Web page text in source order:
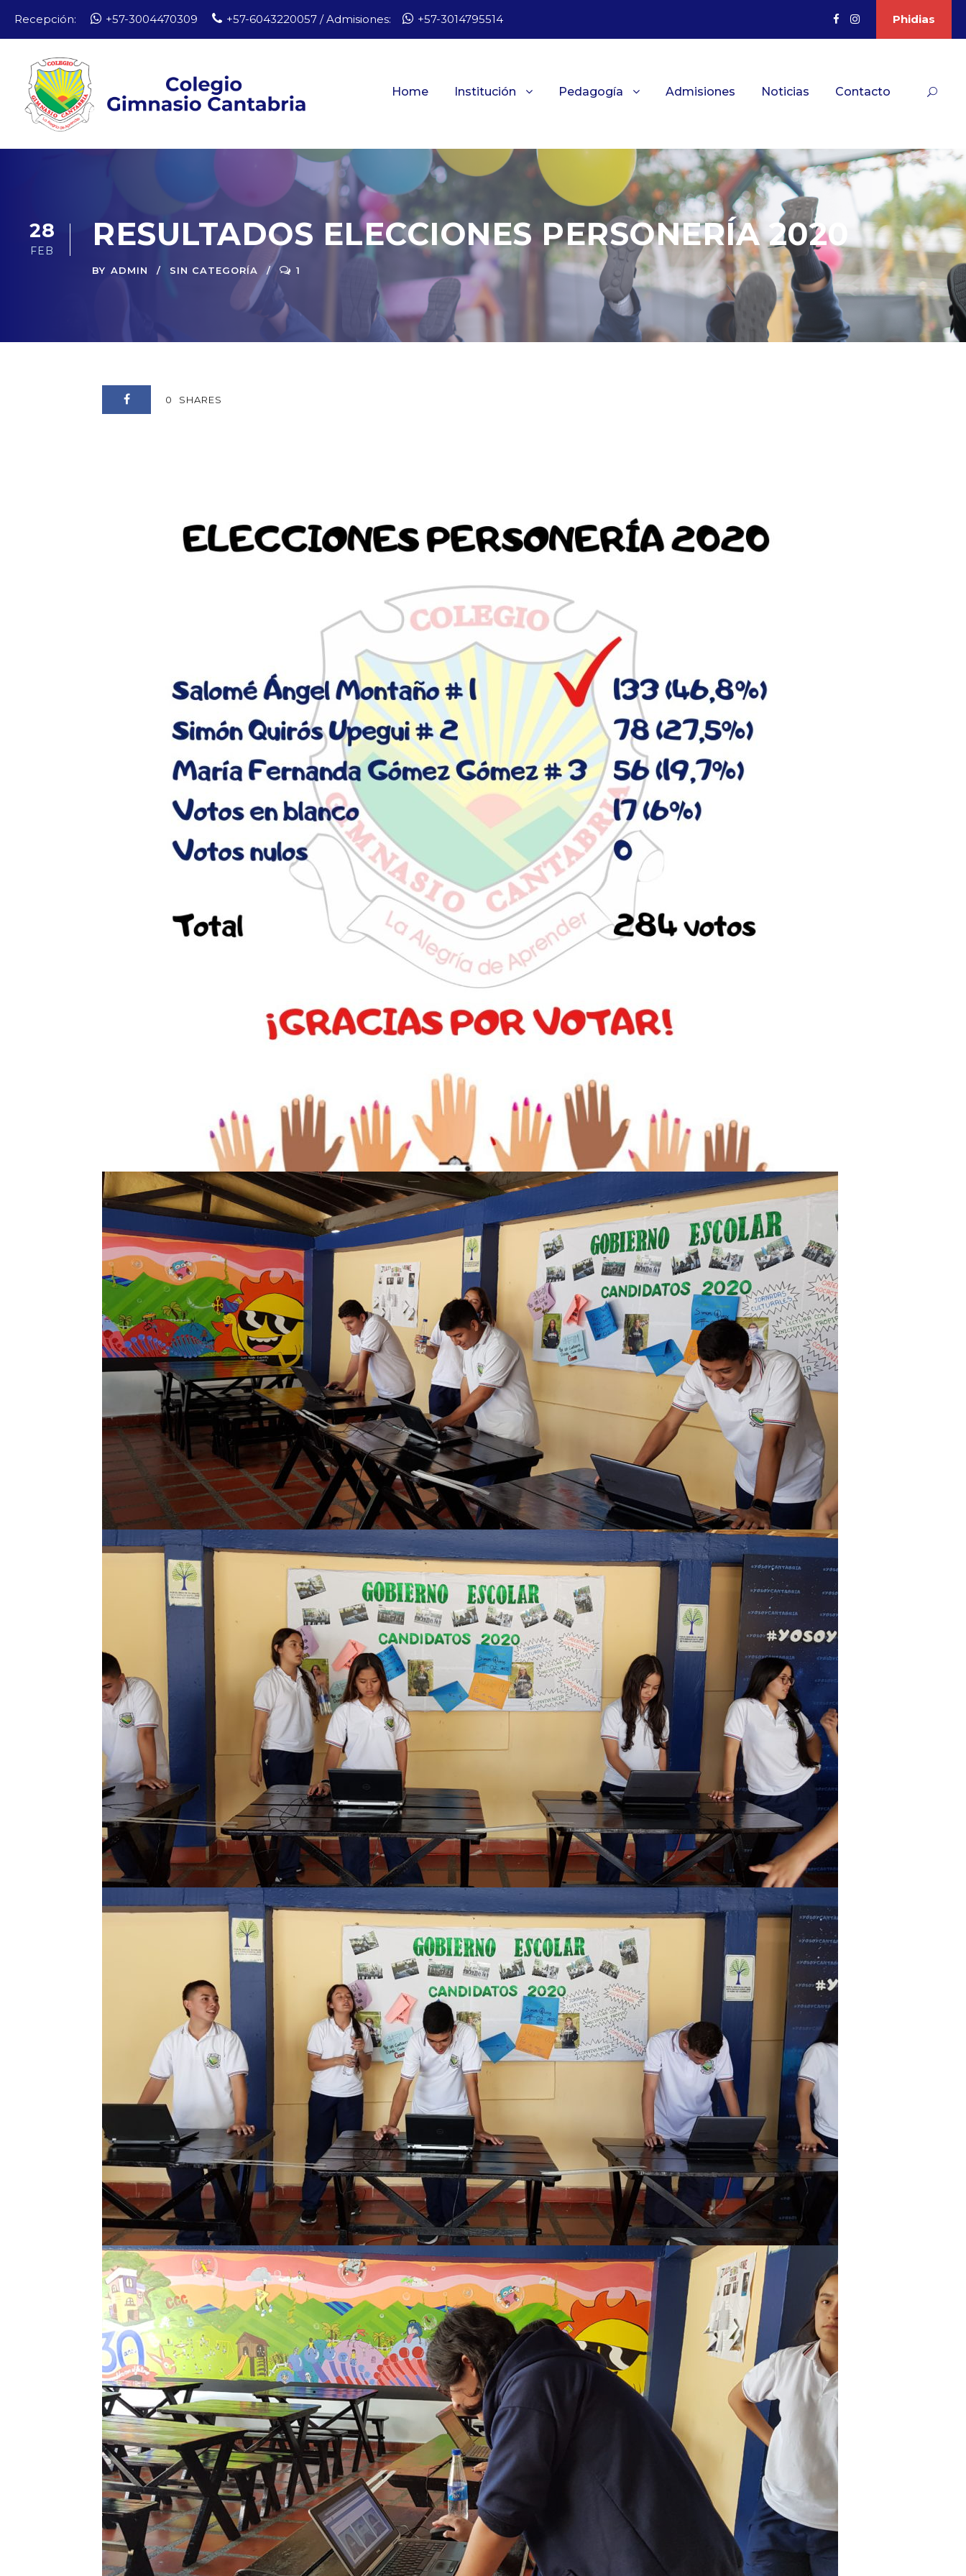
Recepción: +57-3004470309 +57-6043220057 / Admisiones: +57-3014795514 Phidias
Home Institución Pedagogía Admisiones Noticias Contacto
28
FEB RESULTADOS ELECCIONES PERSONERÍA 2020
BY ADMIN SIN CATEGORÍA 1
0 SHARES